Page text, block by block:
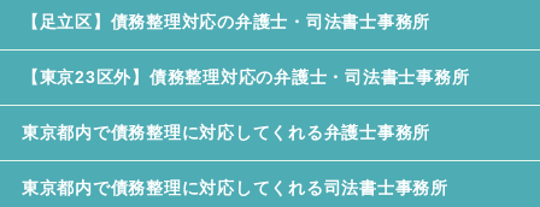
【足立区】債務整理対応の弁護士・司法書士事務所
【東京23区外】債務整理対応の弁護士・司法書士事務所
東京都内で債務整理に対応してくれる弁護士事務所
東京都内で債務整理に対応してくれる司法書士事務所